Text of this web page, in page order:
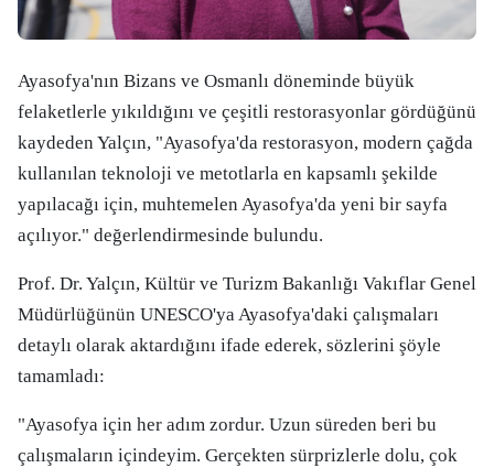
Ayasofya'nın Bizans ve Osmanlı döneminde büyük
felaketlerle yıkıldığını ve çeşitli restorasyonlar gördüğünü
kaydeden Yalçın, "Ayasofya'da restorasyon, modern çağda
kullanılan teknoloji ve metotlarla en kapsamlı şekilde
yapılacağı için, muhtemelen Ayasofya'da yeni bir sayfa
açılıyor." değerlendirmesinde bulundu.
Prof. Dr. Yalçın, Kültür ve Turizm Bakanlığı Vakıflar Genel
Müdürlüğünün UNESCO'ya Ayasofya'daki çalışmaları
detaylı olarak aktardığını ifade ederek, sözlerini şöyle
tamamladı:
"Ayasofya için her adım zordur. Uzun süreden beri bu
çalışmaların içindeyim. Gerçekten sürprizlerle dolu, çok